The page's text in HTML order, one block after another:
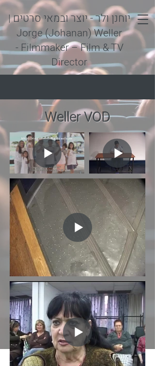
יוחנן ולר - יוצר ובמאי סרטים|
Jorge (Johanan) Weller
- Filmmaker – Film & TV
Director
Weller VOD